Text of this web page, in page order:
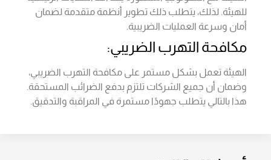
للهيئة. لذلك، يتطلب ذلك تطوير أنظمة متقدمة لضمان
أمان وسرعة العمليات الضريبية.
مكافحة التهرب الضريبي:
الهيئة تعمل بشكل مستمر على مكافحة التهرب الضريبي،
وضمان أن جميع الشركات تلتزم بدفع الضرائب المستحقة.
هذا بالتالي يتطلب جهودًا مستمرة في المراقبة والتدقيق.